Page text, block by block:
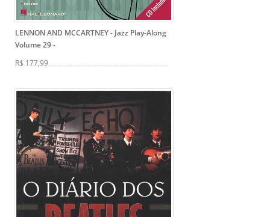
LENNON AND MCCARTNEY - Jazz Play-Along
Volume 29-
R$ 177,99